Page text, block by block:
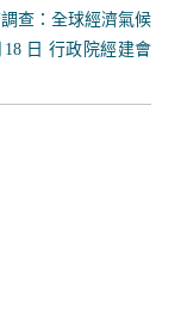
查：全球經濟氣候
日 行政院經建會